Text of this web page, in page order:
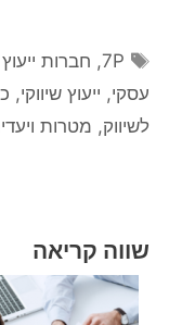
7P
, חברות
עסקי, ייעוץ שיווקי,
לשיווק, מטרות
שווה קריאה